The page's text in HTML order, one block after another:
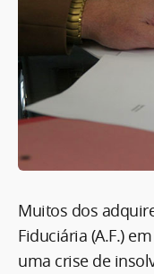
Muitos dos
Fiduciária (A.F.)
uma crise de